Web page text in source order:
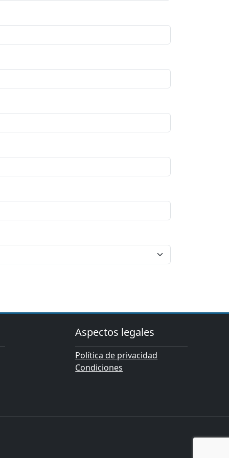
Aspectos legales
Política de privacidad
Condiciones